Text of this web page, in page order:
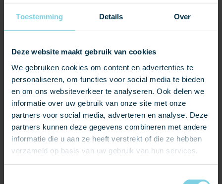
Toestemming Details Over
Deze website maakt gebruik van cookies
We gebruiken cookies om content en advertenties te
personaliseren, om functies voor social media te bieden
en om ons websiteverkeer te analyseren. Ook delen we
informatie over uw gebruik van onze site met onze
partners voor social media, adverteren en analyse. Deze
partners kunnen deze gegevens combineren met andere
informatie die u aan ze heeft verstrekt of die ze hebben
verzameld op basis van uw gebruik van hun services.
Deze kwalitatief hoogstaande oplossing wordt naadloos
verwerkt in leistenen, keramische dakpannen of rieten